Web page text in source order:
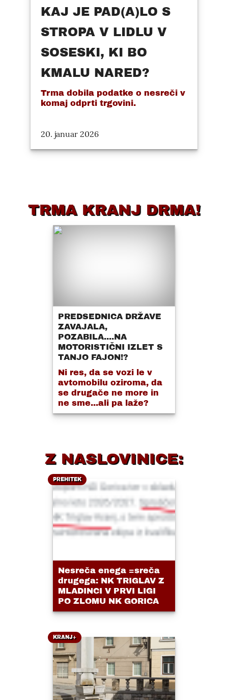
KAJ JE PAD(A)LO S
STROPA V LIDLU V
SOSESKI, KI BO
KMALU NARED?
Trma dobila podatke o nesreči v
komaj odprti trgovini.
20. januar 2026
TRMA KRANJ DRMA!
PREDSEDNICA DRŽAVE
ZAVAJALA,
POZABILA....NA
MOTORISTIČNI IZLET S
TANJO FAJON!?
Ni res, da se vozi le v
avtomobilu oziroma, da
se drugače ne more in
ne sme...ali pa laže?
Z NASLOVINICE:
PREHITEK
Nesreča enega =sreča
drugega: NK TRIGLAV Z
MLADINCI V PRVI LIGI
PO ZLOMU NK GORICA
KRANJ+